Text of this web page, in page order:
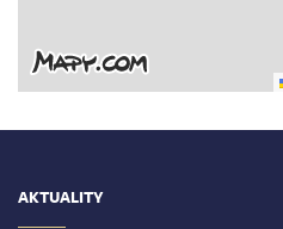
AKTUALITY